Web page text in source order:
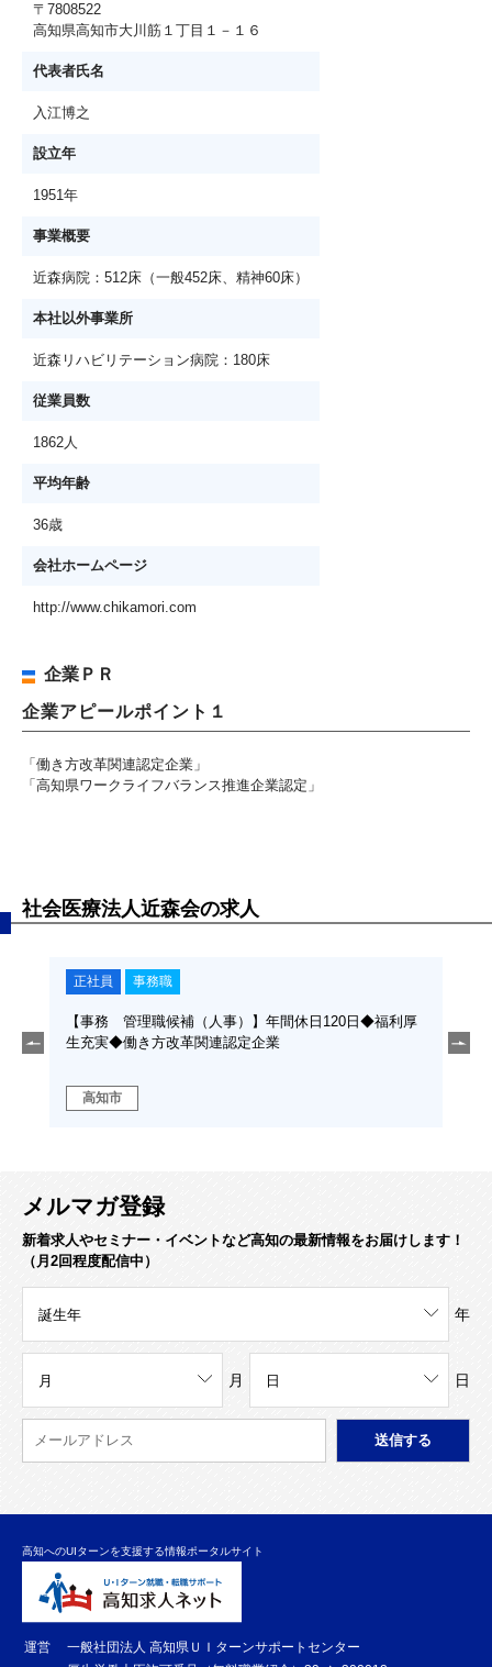
〒7808522
高知県高知市大川筋１丁目１－１６
代表者氏名
入江博之
設立年
1951年
事業概要
近森病院：512床（一般452床、精神60床）
本社以外事業所
近森リハビリテーション病院：180床
従業員数
1862人
平均年齢
36歳
会社ホームページ
http://www.chikamori.com
企業ＰＲ
企業アピールポイント１
「働き方改革関連認定企業」
「高知県ワークライフバランス推進企業認定」
社会医療法人近森会の求人
正社員 事務職
【事務 管理職候補（人事）】年間休日120日◆福利厚
生充実◆働き方改革関連認定企業
高知市
実◆
メルマガ登録
新着求人やセミナー・イベントなど高知の最新情報をお届けします！
（月2回程度配信中）
年
月 日
高知へのUIターンを支援する情報ポータルサイト
運営
一般社団法人 高知県ＵＩターンサポートセンター